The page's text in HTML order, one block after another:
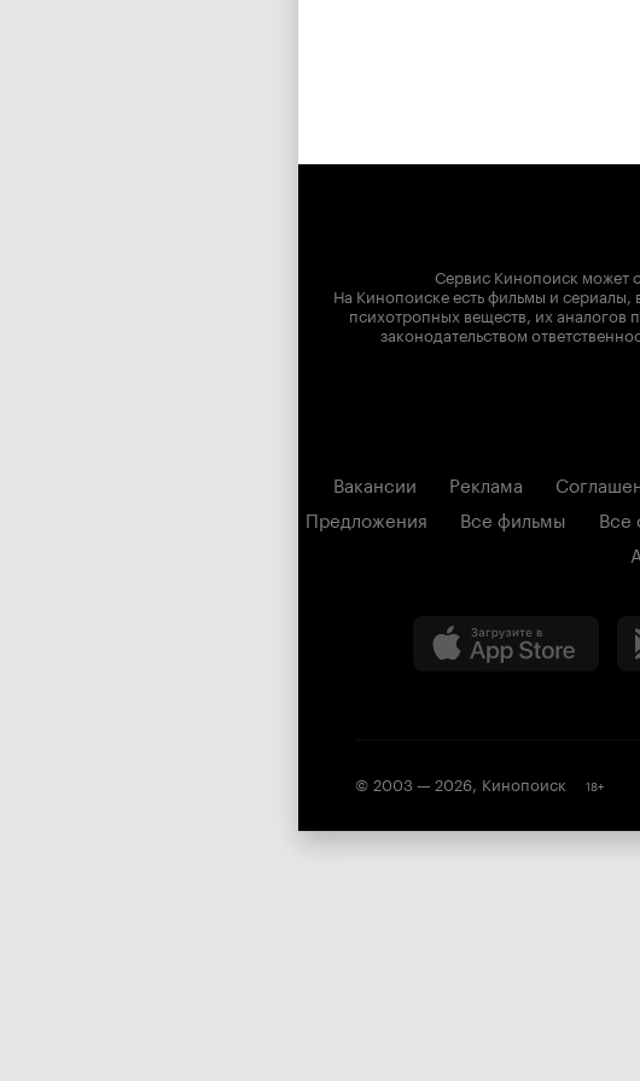
Сервис Кинопоиск может
На Кинопоиске есть фильмы и
психотропных веществ, их аналогов
законодательством
Вакансии Реклама
Предложения
Все фильмы Все
© 2003 — 2026, Кинопоиск 18+